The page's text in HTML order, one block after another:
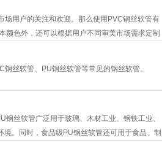
、建筑物、码头、排油、输水，还包括工厂尾
场用户的关注和欢迎。那么使用PVC钢丝软管有
色外，还可以根据用户不同审美市场需求定制
丝软管、PU钢丝软管等常见的钢丝软管。
丝软管广泛用于玻璃、木材工业、钢铁工业、
。同时，食品级PU钢丝软管还可用于食品、制